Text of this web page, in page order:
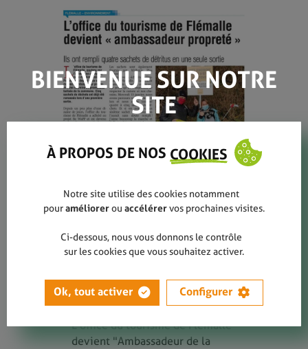
LIRE
L'office du tourisme de Flémalle
devient "Ambassadeur de la
BIENVENUE SUR NOTRE
SITE
À PROPOS DE NOS COOKIES
Notre site utilise des cookies notamment
pouraméliorerou accélérervos prochaines visites.
Ci-dessous, nous vous donnons le contrôle
sur les cookies que vous souhaitez activer.
Ok, tout activer Configurer